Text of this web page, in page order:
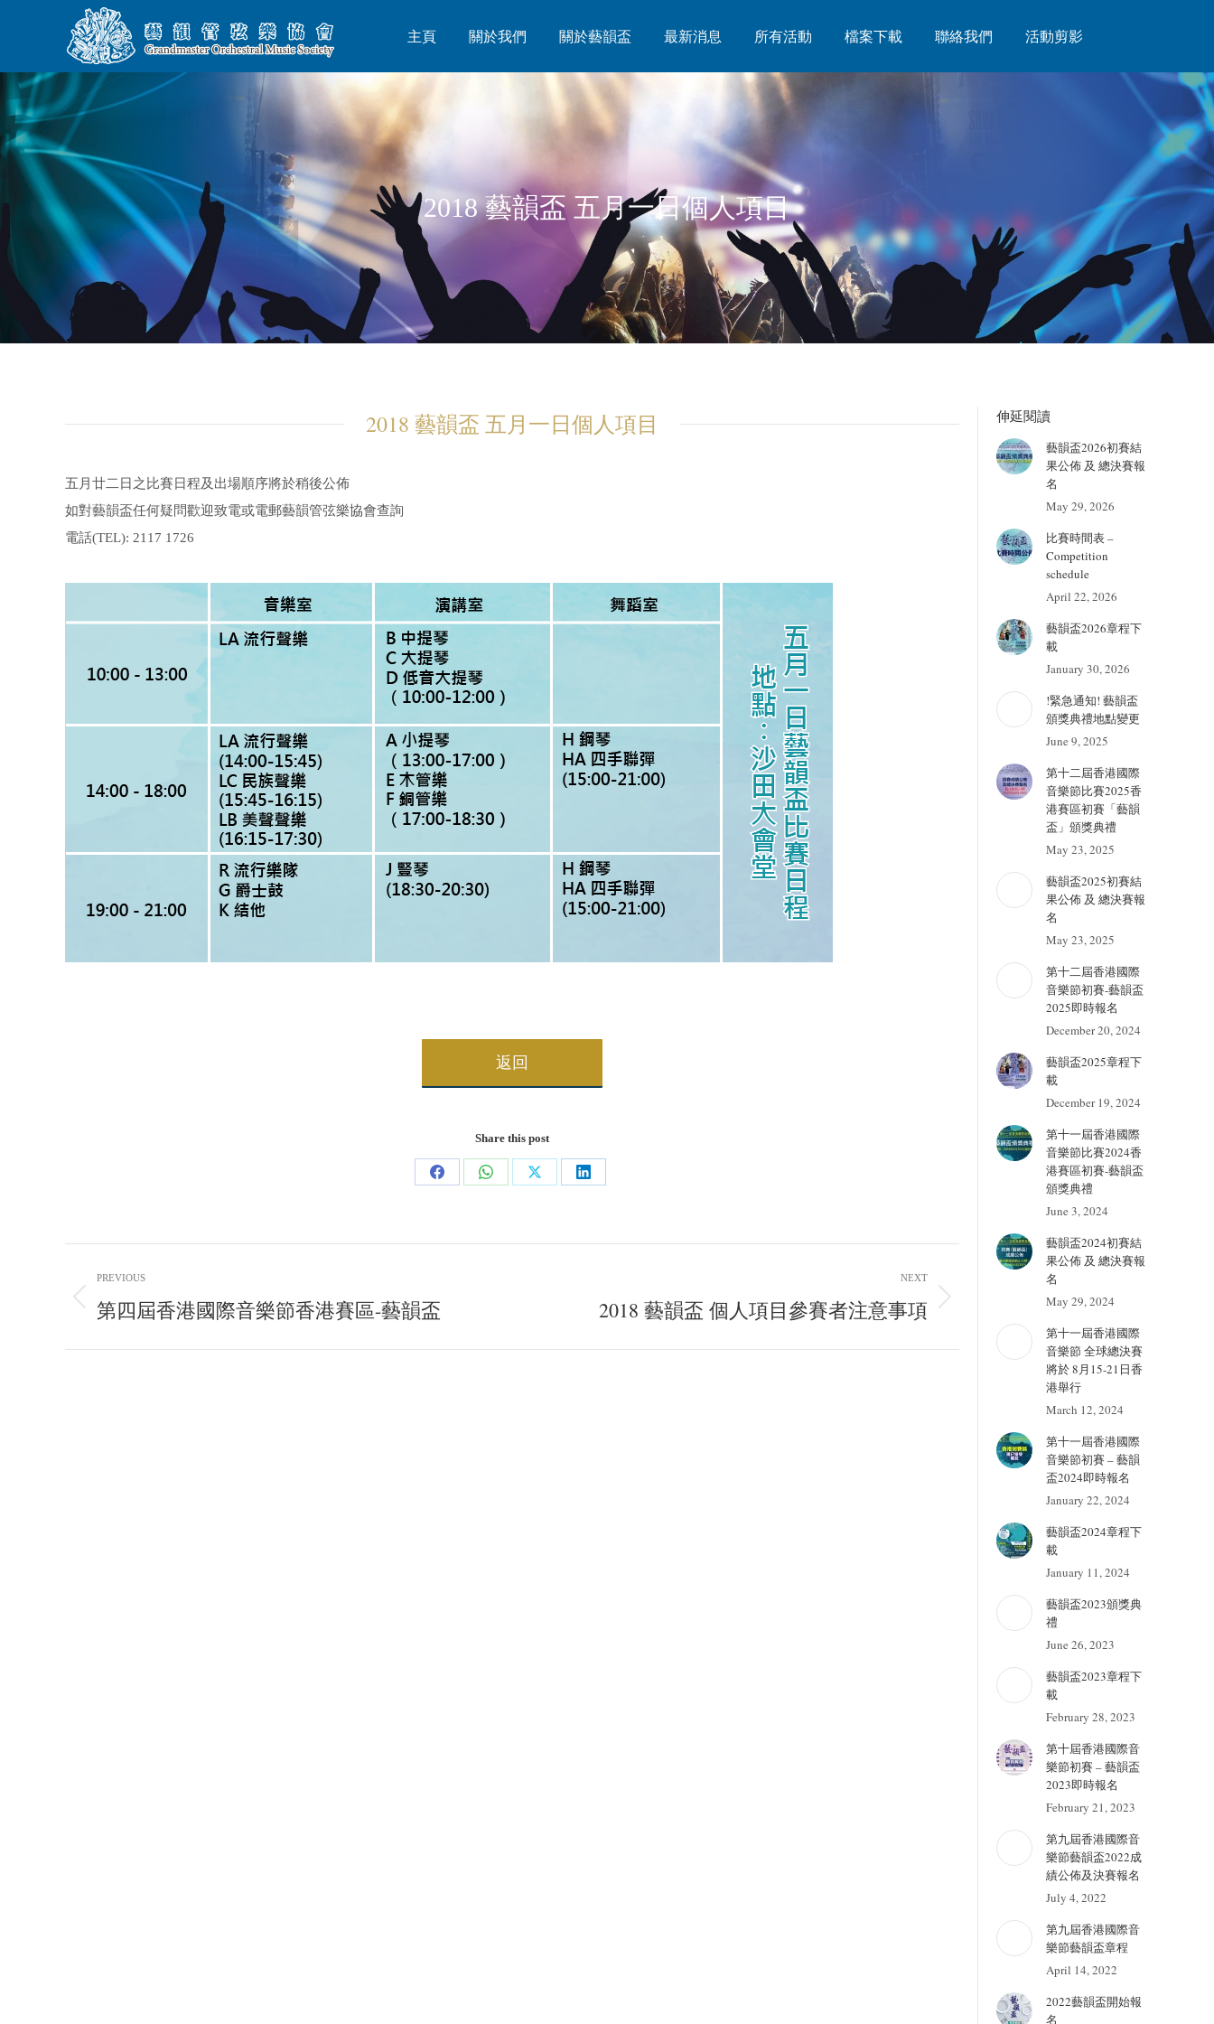
主頁 關於我們 關於藝韻盃 最新消息 所有活動 檔案下載 聯絡我們 活動剪影
2018 藝韻盃 五月一日個人項目
2018 藝韻盃 五月一日個人項目
五月廿二日之比賽日程及出場順序將於稍後公佈
如對藝韻盃任何疑問歡迎致電或電郵藝韻管弦樂協會查詢
電話(TEL): 2117 1726
返回
Share this post
Share
Share
Share
Share
navigation
PREVIOUS
Previous
第四屆香港國際音樂節香港賽區-藝韻盃
NEXT
2018 藝韻盃 個人項目參賽者注意事項
伸延閱讀
藝韻盃2026初賽結
果公佈 及 總決賽報
名
May 29, 2026
比賽時間表 –
Competition
schedule
April 22, 2026
藝韻盃2026章程下
載
January 30, 2026
!緊急通知! 藝韻盃
頒獎典禮地點變更
June 9, 2025
第十二屆香港國際
音樂節比賽2025香
港賽區初賽「藝韻
盃」頒獎典禮
May 23, 2025
藝韻盃2025初賽結
果公佈 及 總決賽報
名
May 23, 2025
第十二屆香港國際
音樂節初賽-藝韻盃
2025即時報名
December 20, 2024
藝韻盃2025章程下
載
December 19, 2024
第十一屆香港國際
音樂節比賽2024香
港賽區初賽-藝韻盃
頒獎典禮
June 3, 2024
藝韻盃2024初賽結
果公佈 及 總決賽報
名
May 29, 2024
第十一屆香港國際
音樂節 全球總決賽
將於 8月15-21日香
港舉行
March 12, 2024
第十一屆香港國際
音樂節初賽 – 藝韻
盃2024即時報名
January 22, 2024
藝韻盃2024章程下
載
January 11, 2024
藝韻盃2023頒獎典
禮
June 26, 2023
藝韻盃2023章程下
載
February 28, 2023
第十屆香港國際音
樂節初賽 – 藝韻盃
2023即時報名
February 21, 2023
第九屆香港國際音
樂節藝韻盃2022成
績公佈及決賽報名
July 4, 2022
第九屆香港國際音
樂節藝韻盃章程
April 14, 2022
2022藝韻盃開始報
名
主頁 關於我們 關於藝韻盃 最新消息 所有活動 檔案下載 聯絡我們 活動剪影